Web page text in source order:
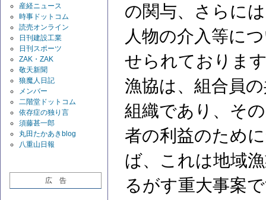
産経ニュース
時事ドットコム
読売オンライン
日刊建設工業
日刊スポーツ
ZAK・ZAK
敬天新聞
狼魔人日記
メンバー
二階堂ドットコム
依存症の独り言
須藤甚一郎
丸田たかあきblog
八重山日報
広 告
の関与、さらに
人物の介入等に
せられておりま
漁協は、組合員
組織であり、そ
者の利益のため
ば、これは地域
るがす重大事案